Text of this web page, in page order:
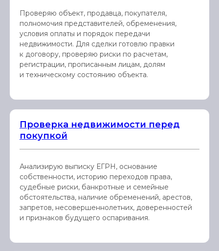
Проверяю объект, продавца, покупателя,
полномочия представителей, обременения,
условия оплаты и порядок передачи
недвижимости. Для сделки готовлю правки
к договору, проверяю риски по расчетам,
регистрации, прописанным лицам, долям
и техническому состоянию объекта.
Проверка недвижимости перед
покупкой
Анализирую выписку ЕГРН, основание
собственности, историю переходов права,
судебные риски, банкротные и семейные
обстоятельства, наличие обременений, арестов,
запретов, несовершеннолетних, доверенностей
и признаков будущего оспаривания.